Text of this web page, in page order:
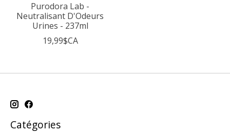
Purodora Lab -
Neutralisant D'Odeurs
Urines - 237ml
19,99$CA
Catégories